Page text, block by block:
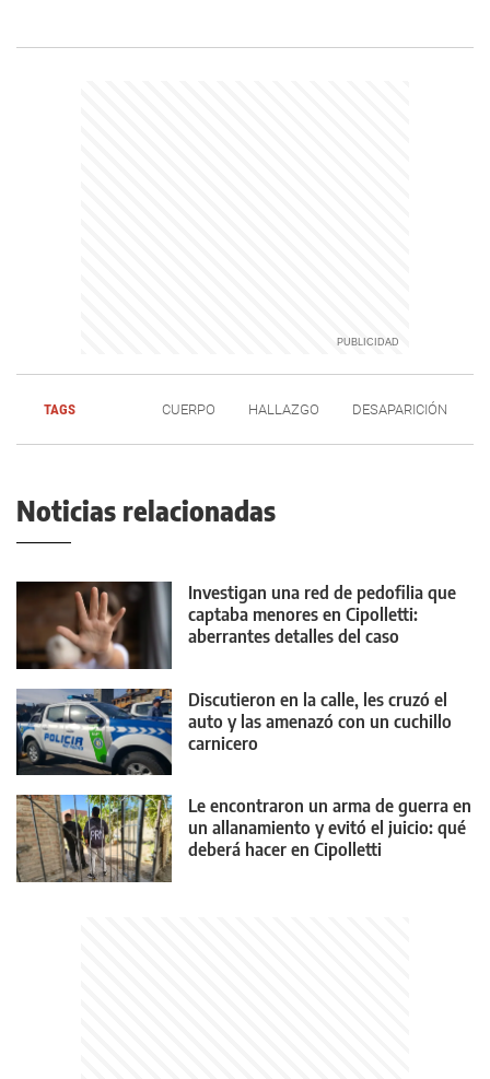
TAGS CUERPO HALLAZGO DESAPARICIÓN
Noticias relacionadas
Investigan una red de pedofilia que
captaba menores en Cipolletti:
aberrantes detalles del caso
Discutieron en la calle, les cruzó el
auto y las amenazó con un cuchillo
carnicero
Le encontraron un arma de guerra en
un allanamiento y evitó el juicio: qué
deberá hacer en Cipolletti